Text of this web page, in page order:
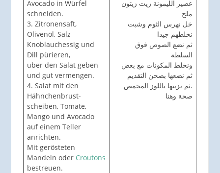
Avocado in Würfel
schneiden.
3. Zitronensaft,
Olivenöl, Salz
Knoblauchessig und
Dill pürieren,
über den Salat geben
und gut vermengen.
4. Salat mit den
Hähnchenbrust-
scheiben, Tomate,
Mango und Avocado
auf einem Teller
anrichten.
Mit gerösteten
Mandeln oder Croutons
bestreuen.
عصير الليمونة زيت زيتون
ملح
خل نهرس الثوم وشبت
نخلطهم جيدا
ثم نضع الصوص فوق
السلطة
ونخلط المكونات مع بعض
ثم نضعها بصحن التقديم
ثم نزينها باللوز المحمص.
صحة وهنا